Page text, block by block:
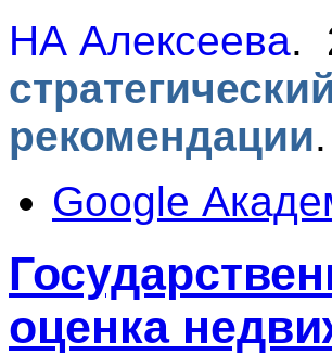
НА Алексеева.
рекомендации.
Google
оценка